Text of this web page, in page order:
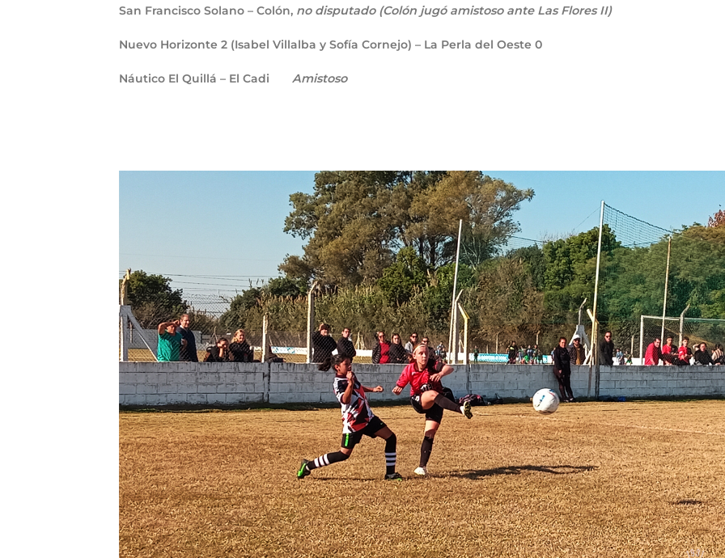
San Francisco Solano – Colón, no disputado (Colón jugó amistoso ante Las Flores II)
Nuevo Horizonte 2 (Isabel Villalba y Sofía Cornejo) – La Perla del Oeste 0
Náutico El Quillá – El Cadi Amistoso